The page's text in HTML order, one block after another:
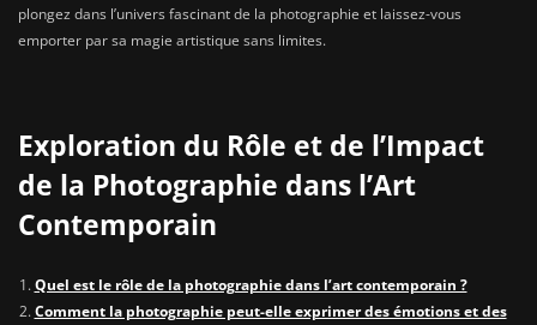
plongez dans l’univers fascinant de la photographie et laissez-vous
emporter par sa magie artistique sans limites.
Exploration du Rôle et de l’Impact
de la Photographie dans l’Art
Contemporain
Quel est le rôle de la photographie dans l’art contemporain ?
Comment la photographie peut-elle exprimer des émotions et des